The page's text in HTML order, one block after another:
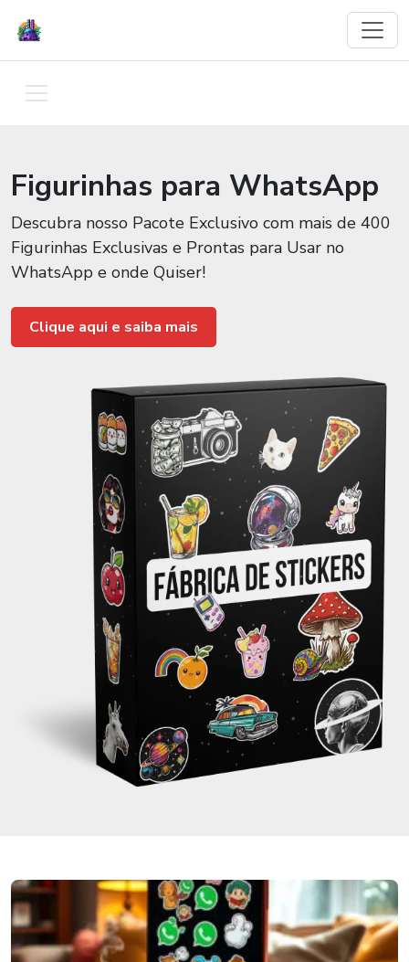
Figurinhas para WhatsApp
Descubra nosso Pacote Exclusivo com mais de 400
Figurinhas Exclusivas e Prontas para Usar no
WhatsApp e onde Quiser!
Clique aqui e saiba mais